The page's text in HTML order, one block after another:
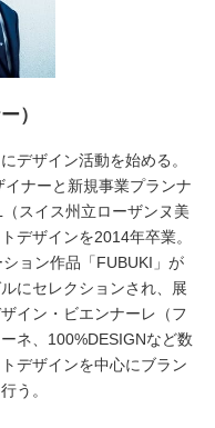
）
デザイン活動を始める。
ナーと新規事業プランナ
スイス州立ローザンヌ美
デザインを2014年卒業。
ョン作品「FUBUKI」が
にセレクションされ、展
イン・ビエンナーレ（フ
ネ、100%DESIGNなど数
デザインを中心にブラン
う。